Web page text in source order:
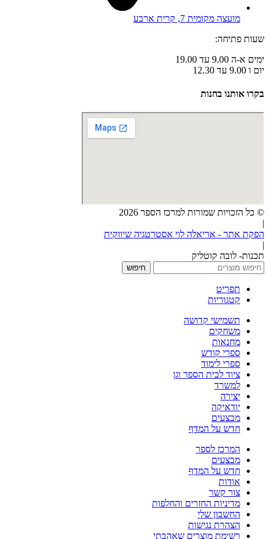
מועצה מקומית 7, קרית ארבע
שעות פתיחה:
ימים א-ה 9.00 עד 19.00
יום ו 9.00 עד 12.30
בקרו אותנו בחנות
© כל הזכויות שמורות למרכז הספר 2026
|
הפקת אתר - אריאלה לוי אסטרטגיה שיווקית
|
תכנות- לובה קוטליק
חיפוש
תפריט
קטגוריות
תשמישי קדושה
משחקים
מחנאות
ספרי קודש
ספרי לימוד
ציוד לבית הספר וגן
למשרד
יצירה
יודאיקה
מבצעים
חדש על המדף
המרכז לספר
מבצעים
חדש על המדף
אודות
צור קשר
מדיניות החזרים והחלפות
החשבון שלי
הצהרת נגישות
רשימת מוצרים שאהבתי